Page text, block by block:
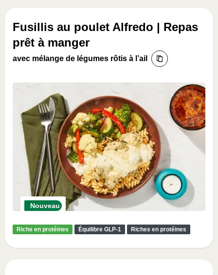
Fusillis au poulet Alfredo | Repas
prêt à manger
avec mélange de légumes rôtis à l’ail
Nouveau
Riche en protéines Équilibre GLP-1 Riches en protéines